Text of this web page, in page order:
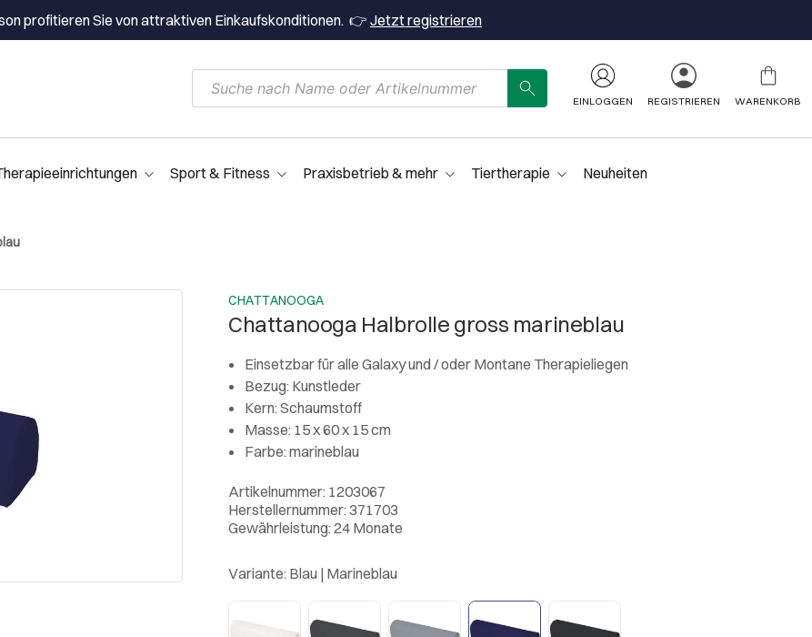
profitieren Sie von attraktiven Einkaufskonditionen. 👉 Jetzt registrieren
EINLOGGEN REGISTRIEREN WARENKORB
Sport & Fitness Praxisbetrieb & mehr Tiertherapie Neuheiten
CHATTANOOGA
Chattanooga Halbrolle gross marineblau
Einsetzbar für alle Galaxy und / oder Montane Therapieliegen
Bezug: Kunstleder
Kern: Schaumstoff
Masse: 15 x 60 x 15 cm
Farbe: marineblau
Artikelnummer: 1203067
Herstellernummer: 371703
Gewährleistung: 24 Monate
Variante: Blau | Marineblau